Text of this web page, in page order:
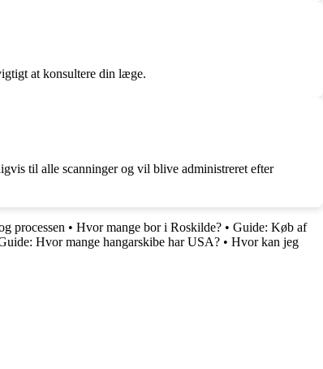
at konsultere din læge.
til alle scanninger og vil blive administreret efter
processen • Hvor mange bor i Roskilde? • Guide: Køb af
Hvor mange hangarskibe har USA? • Hvor kan jeg